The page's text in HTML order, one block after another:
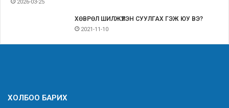
2026-03-25
ХӨВРӨЛ ШИЛЖҮҮЛЭН СУУЛГАХ ГЭЖ ЮУ ВЭ?
2021-11-10
ХОЛБОО БАРИХ